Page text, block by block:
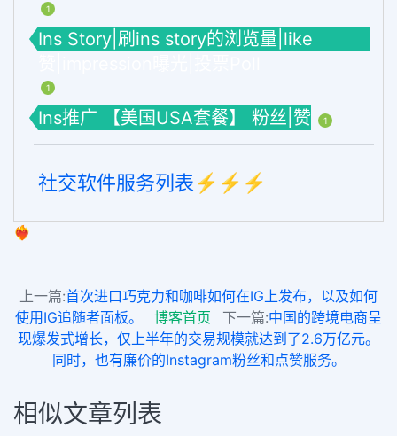
1
Ins Story|刷ins story的浏览量|like
1
Ins推广 【美国USA套餐】 粉丝|赞 1
社交软件服务列表⚡️⚡️⚡️
❤️‍🔥
上一篇:首次进口巧克力和咖啡如何在IG上发布，以及如何
使用IG追随者面板。
博客首页 下一篇:中国的跨境电商呈
现爆发式增长，仅上半年的交易规模就达到了2.6万亿元。
同时，也有廉价的Instagram粉丝和点赞服务。
相似文章列表